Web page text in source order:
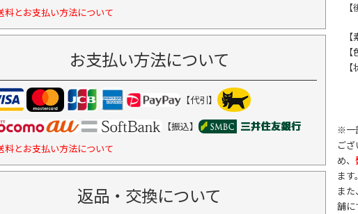
とお支払い方法について
お支払い方法について
【代引】
【振込】
とお支払い方法について
返品・交換について
※一
ご
め、
ます
ま
舗に